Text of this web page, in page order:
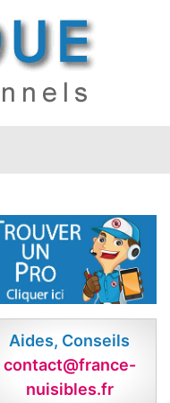
Aides, Conseils
contact@france-
nuisibles.fr